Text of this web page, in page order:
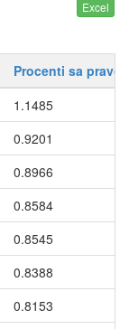
Procenti sa
1.1485
0.9201
0.8966
0.8584
0.8545
0.8388
0.8153